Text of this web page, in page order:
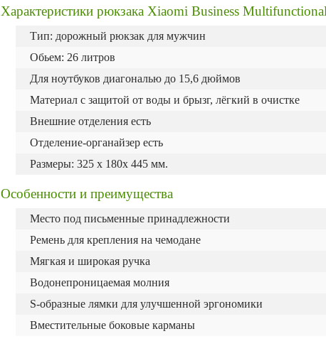
Характеристики рюкзака Xiaomi Business
Тип: дорожный рюкзак для мужчин
Обьем: 26 литров
Для ноутбуков диагональю до 15,6 дюймов
Материал с защитой от воды и брызг, лёгкий в очистке
Внешние отделения есть
Отделение-органайзер есть
Размеры: 325 х 180х 445 мм.
Особенности и преимущества
Место под письменные принадлежности
Ремень для крепления на чемодане
Мягкая и широкая ручка
Водонепроницаемая молния
S-образные лямки для улучшенной эргономики
Вместительные боковые карманы